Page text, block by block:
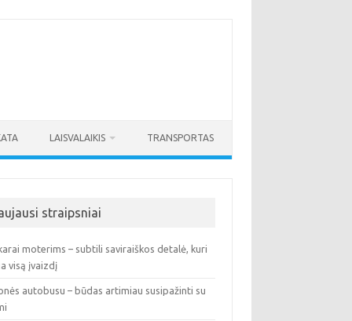
LAISVALAIKIS TRANSPORTAS
straipsniai
moterims – subtili saviraiškos detalė, kuri
visą įvaizdį
autobusu – būdas artimiau susipažinti su